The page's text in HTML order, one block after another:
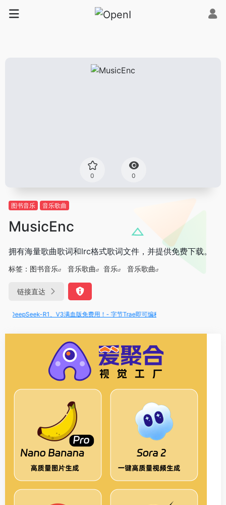
0 0
图书音乐 音乐歌曲
MusicEnc
拥有海量歌曲歌词和lrc格式歌词文件，并提供免费下载。
标签： 图书音乐 音乐歌曲 音乐 音乐歌曲
链接直达
R1、V3满血版免费用！- 字节Trae即可编程又可聊天